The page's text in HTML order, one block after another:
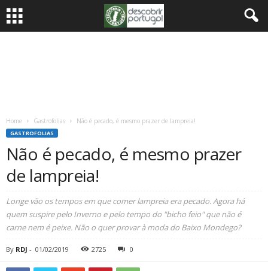
Home Gastrofolias Não é pecado, é mesmo prazer de lampreia!
GASTROFOLIAS
Não é pecado, é mesmo prazer
de lampreia!
Longe vão os tempos em que comer lampreia era pecado. Agora há
quem suspire pelo Inverno e pelo tempo do "bicho feio" que não é
carne nem é peixe. Não o quer provar à moda do Baixo Mondego?
By RDJ - 01/02/2019 2725 0